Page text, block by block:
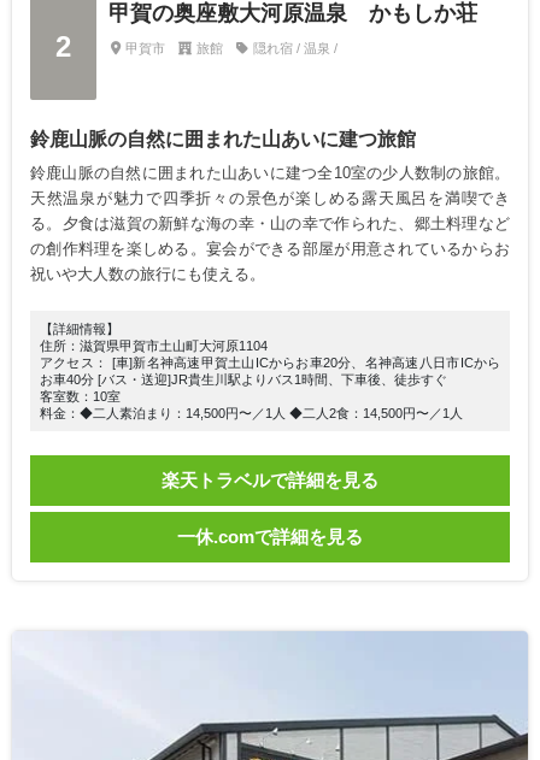
2
甲賀の奥座敷大河原温泉 かもしか荘
甲賀市 旅館 隠れ宿 / 温泉 /
鈴鹿山脈の自然に囲まれた山あいに建つ旅館
鈴鹿山脈の自然に囲まれた山あいに建つ全10室の少人数制の旅館。
天然温泉が魅力で四季折々の景色が楽しめる露天風呂を満喫でき
る。夕食は滋賀の新鮮な海の幸・山の幸で作られた、郷土料理など
の創作料理を楽しめる。宴会ができる部屋が用意されているからお
祝いや大人数の旅行にも使える。
【詳細情報】
住所：滋賀県甲賀市土山町大河原1104
アクセス： [車]新名神高速甲賀土山ICからお車20分、名神高速八日市ICから
お車40分 [バス・送迎]JR貴生川駅よりバス1時間、下車後、徒歩すぐ
客室数：10室
料金：◆二人素泊まり：14,500円〜／1人 ◆二人2食：14,500円〜／1人
楽天トラベルで詳細を見る
一休.comで詳細を見る